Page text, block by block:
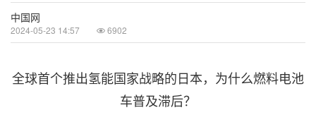
中国网
2024-05-23 14:57 6902
全球首个推出氢能国家战略的日本，为什么燃料电池
车普及滞后？